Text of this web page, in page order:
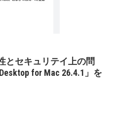
とセキュリテイ上の問
for Mac 26.4.1」を